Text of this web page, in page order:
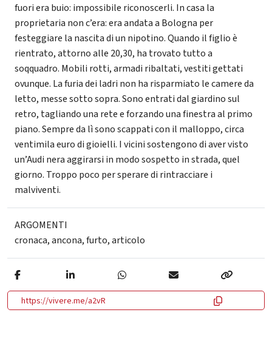
fuori era buio: impossibile riconoscerli. In casa la
proprietaria non c’era: era andata a Bologna per
festeggiare la nascita di un nipotino. Quando il figlio è
rientrato, attorno alle 20,30, ha trovato tutto a
soqquadro. Mobili rotti, armadi ribaltati, vestiti gettati
ovunque. La furia dei ladri non ha risparmiato le camere da
letto, messe sotto sopra. Sono entrati dal giardino sul
retro, tagliando una rete e forzando una finestra al primo
piano. Sempre da lì sono scappati con il malloppo, circa
ventimila euro di gioielli. I vicini sostengono di aver visto
un’Audi nera aggirarsi in modo sospetto in strada, quel
giorno. Troppo poco per sperare di rintracciare i
malviventi.
ARGOMENTI
cronaca,ancona,furto,articolo
https://vivere.me/a2vR